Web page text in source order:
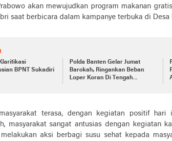
akan mewujudkan program makanan
saat berbicara dalam kampanye terbuka di Desa
BPNT Sukadiri
Polda Banten Gelar Jumat
Barokah, Ringankan Beban
Loper Koran Di Tengah
terasa, dengan kegiatan positif hari
masyarakat sangat antusias dengan kegiatan
aksi berbagi susu sehat kepada